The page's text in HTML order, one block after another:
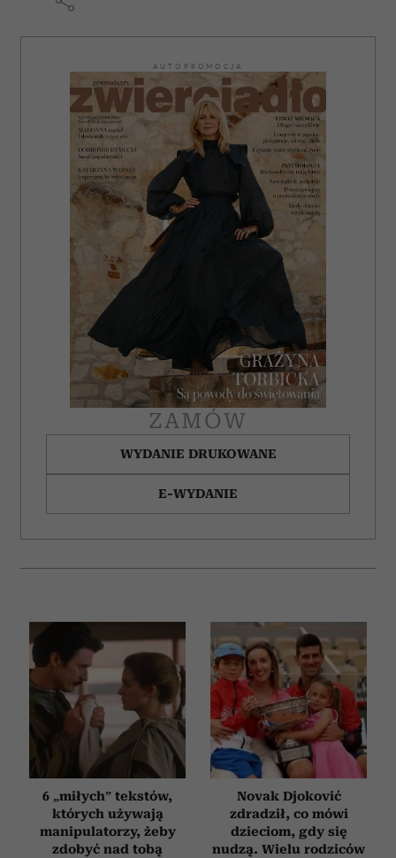
korzystania z ich usług.
AUTOPROMOCJA
ZAMÓW
WYDANIE DRUKOWANE
E-WYDANIE
6 „miłych” tekstów,
których używają
manipulatorzy, żeby
zdobyć nad tobą
Novak Djoković
zdradził, co mówi
dzieciom, gdy się
nudzą. Wielu rodziców